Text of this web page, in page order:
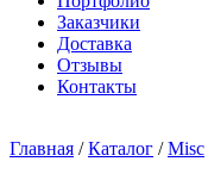
Заказчики
Доставка
Отзывы
Контакты
Главная /Каталог /Misc